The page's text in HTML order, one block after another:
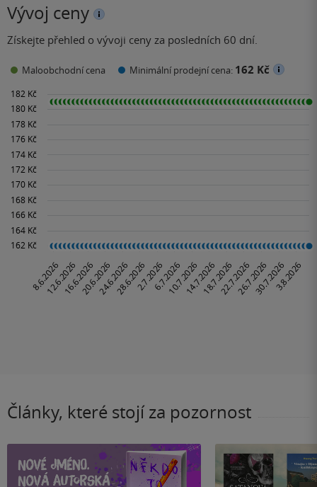
Vývoj ceny
Získejte přehled o vývoji ceny za posledních 60 dní.
Maloobchodní cena Minimální prodejní cena: 162 Kč
Články, které stojí za pozornost